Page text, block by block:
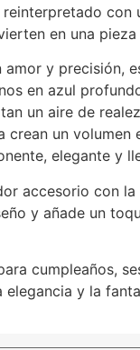
reinterpretado con
en una
y precisión,
en azul
un aire de
crean un volumen
elegante y
accesorio con
y añade un
cumpleaños,
elegancia y la